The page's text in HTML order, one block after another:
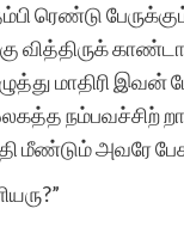
ரெண்டு
வித்திருக்
மாதிரி இவன்
நம்பவச்சிற்
மீண்டும் அவரே